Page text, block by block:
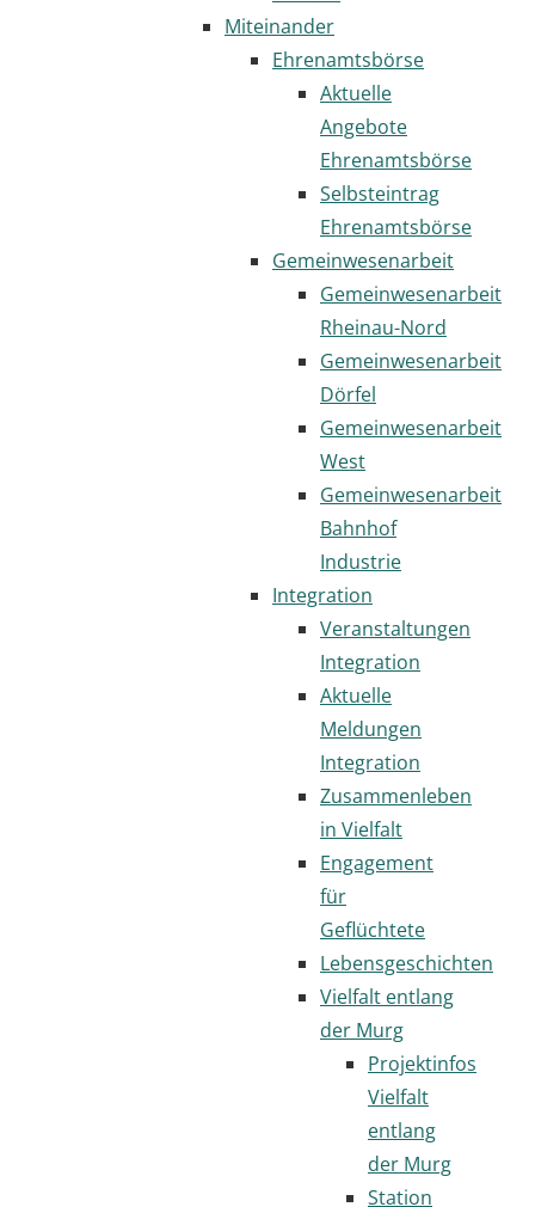
Miteinander
Ehrenamtsbörse
Aktuelle
Angebote
Ehrenamtsbörse
Selbsteintrag
Ehrenamtsbörse
Gemeinwesenarbeit
Gemeinwesenarbeit
Rheinau-Nord
Gemeinwesenarbeit
Dörfel
Gemeinwesenarbeit
West
Gemeinwesenarbeit
Bahnhof
Industrie
Integration
Veranstaltungen
Integration
Aktuelle
Meldungen
Integration
Zusammenleben
in Vielfalt
Engagement
für
Geflüchtete
Lebensgeschichten
Vielfalt entlang
der Murg
Projektinfos
Vielfalt
entlang
der Murg
Station